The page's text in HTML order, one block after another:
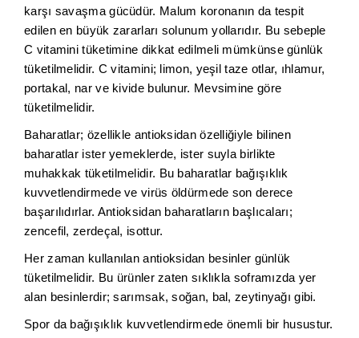
karşı savaşma gücüdür. Malum koronanın da tespit
edilen en büyük zararları solunum yollarıdır. Bu sebeple
C vitamini tüketimine dikkat edilmeli mümkünse günlük
tüketilmelidir. C vitamini; limon, yeşil taze otlar, ıhlamur,
portakal, nar ve kivide bulunur. Mevsimine göre
tüketilmelidir.
Baharatlar; özellikle antioksidan özelliğiyle bilinen
baharatlar ister yemeklerde, ister suyla birlikte
muhakkak tüketilmelidir. Bu baharatlar bağışıklık
kuvvetlendirmede ve virüs öldürmede son derece
başarılıdırlar. Antioksidan baharatların başlıcaları;
zencefil, zerdeçal, isottur.
Her zaman kullanılan antioksidan besinler günlük
tüketilmelidir. Bu ürünler zaten sıklıkla soframızda yer
alan besinlerdir; sarımsak, soğan, bal, zeytinyağı gibi.
Spor da bağışıklık kuvvetlendirmede önemli bir husustur.